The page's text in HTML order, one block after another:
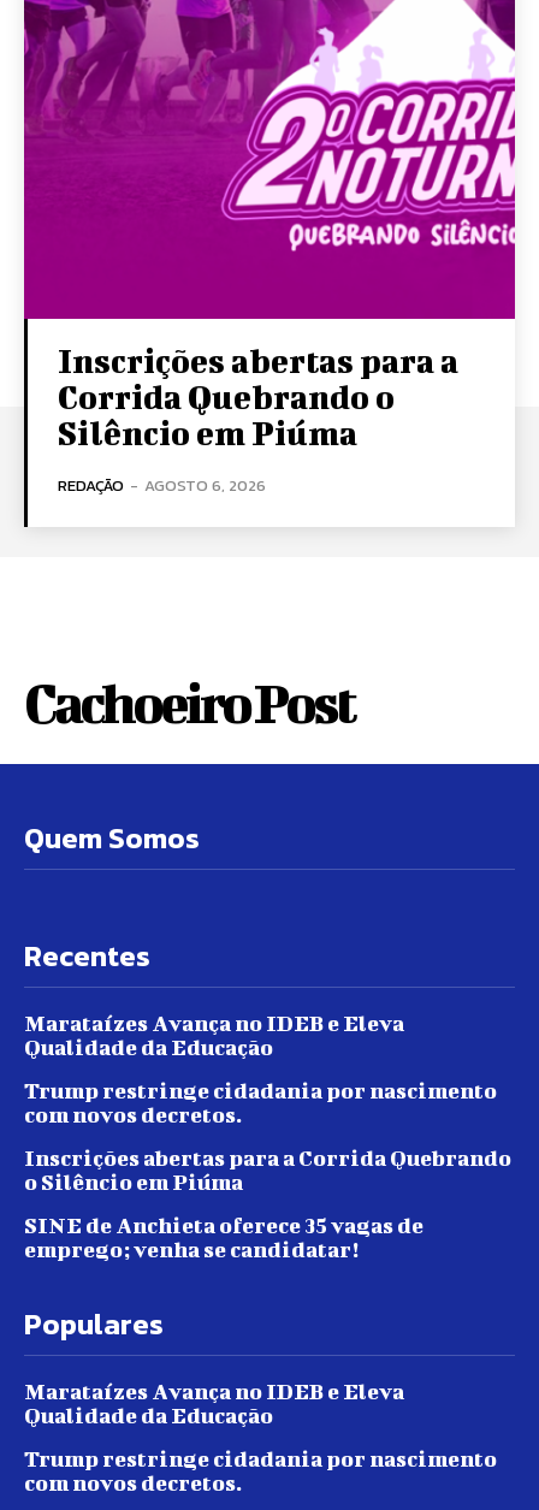
Inscrições abertas para a
Corrida Quebrando o
Silêncio em Piúma
REDAÇÃO - AGOSTO 6, 2026
Cachoeiro Post
Quem Somos
Recentes
Marataízes Avança no IDEB e Eleva
Qualidade da Educação
Trump restringe cidadania por nascimento
com novos decretos.
Inscrições abertas para a Corrida Quebrando
o Silêncio em Piúma
SINE de Anchieta oferece 35 vagas de
emprego; venha se candidatar!
Populares
Marataízes Avança no IDEB e Eleva
Qualidade da Educação
Trump restringe cidadania por nascimento
com novos decretos.